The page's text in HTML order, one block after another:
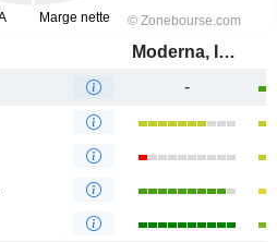
Moderna, Inc.
-